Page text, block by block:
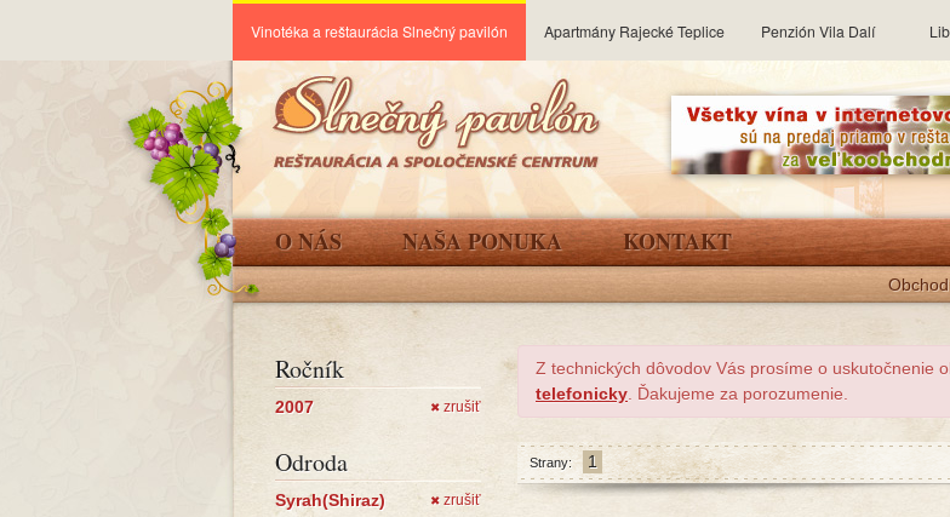
Vinotéka a reštaurácia Slnečný pavilón Apartmány Rajecké Teplice Penzión Vila Dalí
O NÁS NAŠA PONUKA KONTAKT
Ročník
2007 ✖ zrušiť
Odroda
Syrah(Shiraz) ✖ zrušiť
Z technických dôvodov Vás prosíme o uskutočnenie
telefonicky . Ďakujeme za porozumenie.
Strany: 1